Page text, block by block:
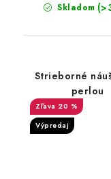
Skladom
Strieborné
perlou
20 %
Výpredaj